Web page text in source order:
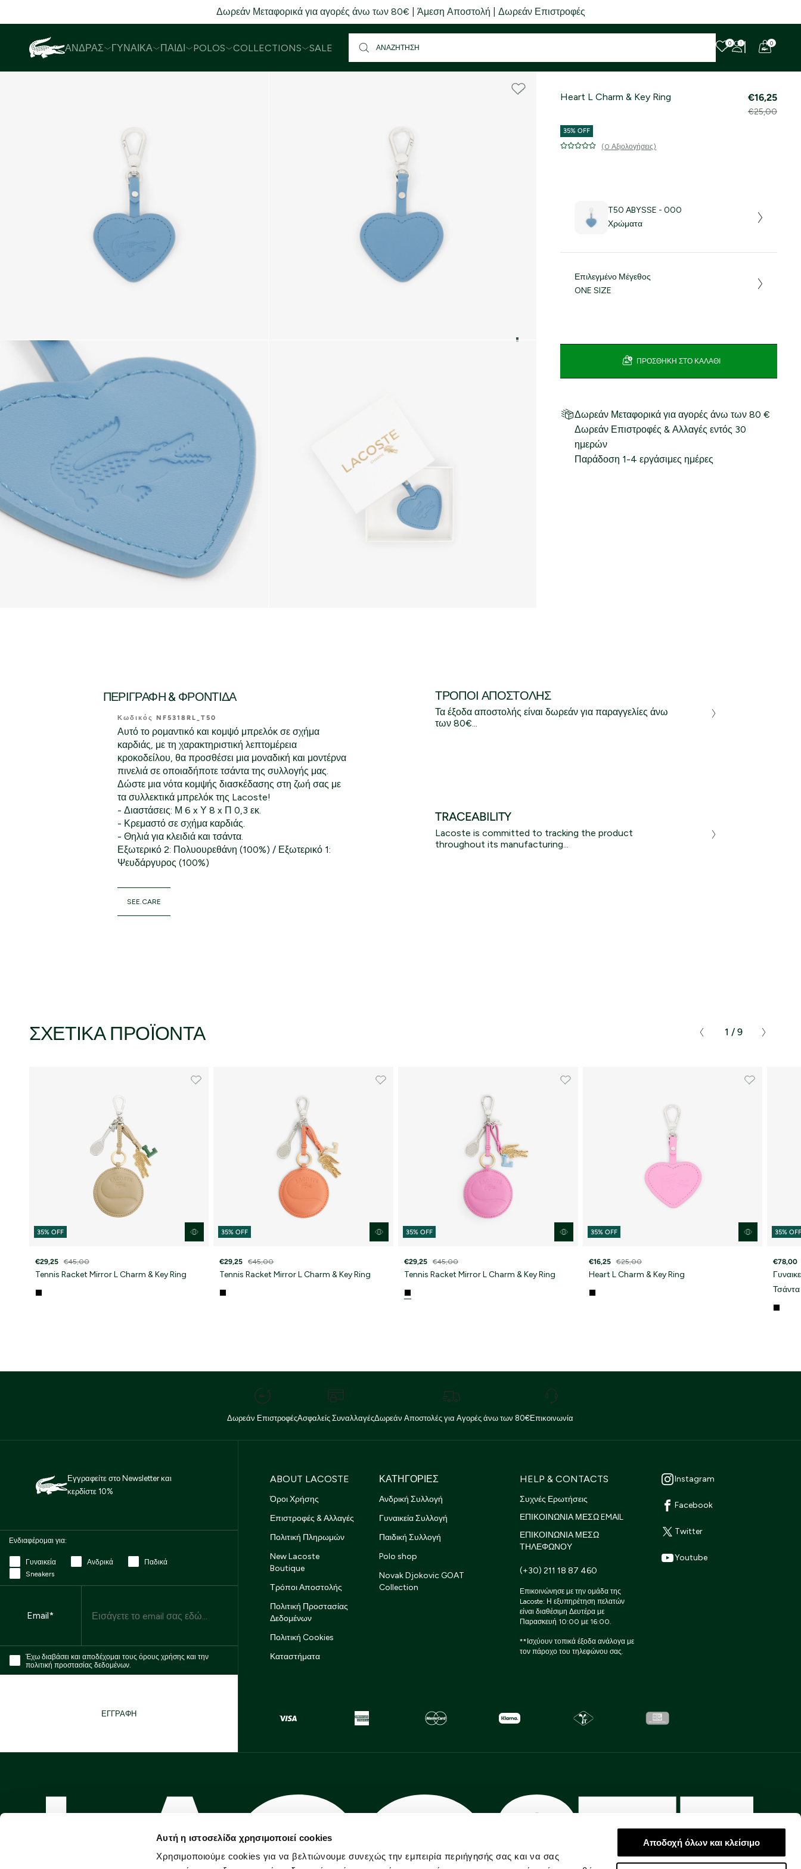
Αυτή η ιστοσελίδα χρησιμοποιεί cookies
Χρησιμοποιούμε cookies για να βελτιώνουμε συνεχώς την εμπειρία περιήγησής σας και να σας
Αποδοχή όλων και κλείσιμο
Δωρεάν Μεταφορικά για αγορές άνω των 80€ | Άμεση Αποστολή | Δωρεάν Επιστροφές
ΆΝΔΡΑΣ ΓΥΝΑΊΚΑ ΠΑΙΔΊ POLOS COLLECTIONS SALE 0 0
Heart L Charm & Key Ring €16,25
€25,00
35% OFF
(0 Αξιολογήσεις)
T50 ABYSSE - 000
Χρώματα
Επιλεγμένο Μέγεθος
ONE SIZE
ΠΡΟΣΘΉΚΗ ΣΤΟ ΚΑΛΆΘΙ
Δωρεάν Μεταφορικά για αγορές άνω των 80 €
Δωρεάν Επιστροφές & Αλλαγές εντός 30
ημερών
Παράδοση 1-4 εργάσιμες ημέρες
ΠΕΡΙΓΡΑΦΉ & ΦΡΟΝΤΊΔΑ
Κωδικός NF5318RL_T50
Αυτό το ρομαντικό και κομψό μπρελόκ σε σχήμα
καρδιάς, με τη χαρακτηριστική λεπτομέρεια
κροκοδείλου, θα προσθέσει μια μοναδική και μοντέρνα
πινελιά σε οποιαδήποτε τσάντα της συλλογής μας.
Δώστε μια νότα κομψής διασκέδασης στη ζωή σας με
τα συλλεκτικά μπρελόκ της Lacoste!
- Διαστάσεις: Μ 6 x Υ 8 x Π 0,3 εκ.
- Κρεμαστό σε σχήμα καρδιάς.
- Θηλιά για κλειδιά και τσάντα.
Εξωτερικό 2: Πολυουρεθάνη (100%) / Εξωτερικό 1:
Ψευδάργυρος (100%)
SEE.CARE
ΤΡΌΠΟΙ ΑΠΟΣΤΟΛΉΣ
Τα έξοδα αποστολής είναι δωρεάν για παραγγελίες άνω
των 80€...
TRACEABILITY
Lacoste is committed to tracking the product
throughout its manufacturing...
ΣΧΕΤΙΚΆ ΠΡΟΪΌΝΤΑ
35% OFF
€29,25 €45,00
Tennis Racket Mirror L Charm & Key Ring
35% OFF
€29,25 €45,00
Tennis Racket Mirror L Charm & Key Ring
35% OFF
€29,25 €45,00
Tennis Racket Mirror L Charm & Key Ring
35% OFF
€16,25 €25,00
Heart L Charm & Key Ring
35%
€78,00
Τσάντα
1 / 9
Δωρεάν ΕπιστροφέςΑσφαλείς ΣυναλλαγέςΔωρεάν Αποστολές για Αγορές άνω των 80€Επικοινωνία
Εγγραφείτε στο Newsletter και
κερδίστε 10%
Ενδιαφέρομαι για:
Γυναικεία Ανδρικά
Παδικά
Sneakers
Email*
Έχω διαβάσει και αποδέχομαι τους όρους χρήσης και την
πολιτική προστασίας δεδομένων.
ΕΓΓΡΑΦΗ
ABOUT LACOSTE
Όροι Χρήσης
Επιστροφές & Αλλαγές
Πολιτική Πληρωμών
New Lacoste
Boutique
Τρόποι Αποστολής
Πολιτική Προστασίας
Δεδομένων
Πολιτική Cookies
Καταστήματα
ΚΑΤΗΓΟΡΙΕΣ
Ανδρική Συλλογή
Γυναικεία Συλλογή
Παιδική Συλλογή
Polo shop
Novak Djokovic GOAT
Collection
HELP & CONTACTS
Συχνές Ερωτήσεις
ΕΠΙΚΟΙΝΩΝΙΑ ΜΕΣΩ EMAIL
ΕΠΙΚΟΙΝΩΝΙΑ ΜΕΣΩ
ΤΗΛΕΦΩΝΟΥ
(+30) 211 18 87 460
Επικοινώνησε με την ομάδα της
Lacoste: Η εξυπηρέτηση πελατών
είναι διαθέσιμη Δευτέρα με
Παρασκευή 10:00 με 16:00.
**Ισχύουν τοπικά έξοδα ανάλογα με
τον πάροχο του τηλεφώνου σας.
Instagram
Facebook
Twitter
Youtube
email.
και στην
'Οχι, ευχαριστώ